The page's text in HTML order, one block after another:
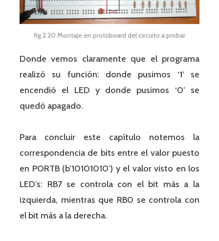
fig 2.20 Montaje en protoboard del circuito a probar
Donde vemos claramente que el programa
realizó su función: donde pusimos ‘1’ se
encendió el LED y donde pusimos ‘0’ se
quedó apagado.
Para concluir este capítulo notemos la
correspondencia de bits entre el valor puesto
en PORTB (b’10101010′) y el valor visto en los
LED’s: RB7 se controla con el bit más a la
izquierda, mientras que RB0 se controla con
el bit más a la derecha.